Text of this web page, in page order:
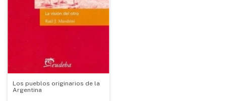
Los pueblos originarios de la
Argentina